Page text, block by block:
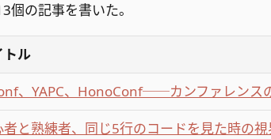
の記事を書いた。
トル
、YAPC、HonoConf──カンファレンス
者と熟練者、同じ5行のコードを見た時の